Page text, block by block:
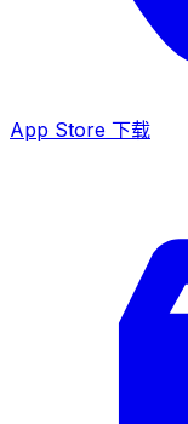
App Store 下载